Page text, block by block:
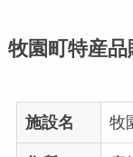
牧園町特産
施設名 牧